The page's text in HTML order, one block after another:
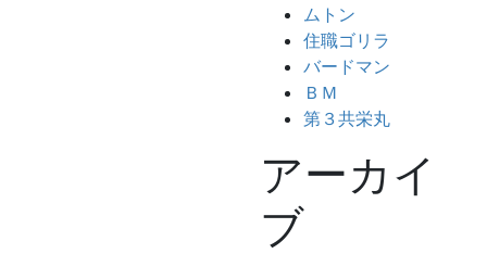
ムトン
住職ゴリラ
バードマン
ＢＭ
第３共栄丸
アーカイ
ブ